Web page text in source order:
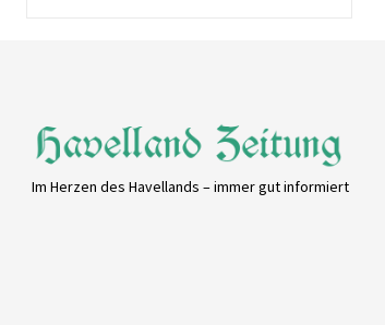
Im Herzen des Havellands – immer gut informiert